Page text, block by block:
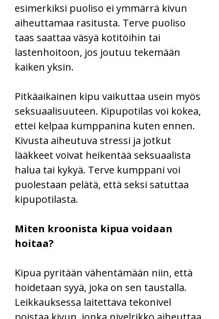
esimerkiksi puoliso ei ymmärrä kivun
aiheuttamaa rasitusta. Terve puoliso
taas saattaa väsyä kotitöihin tai
lastenhoitoon, jos joutuu tekemään
kaiken yksin.
Pitkäaikainen kipu vaikuttaa usein myös
seksuaalisuuteen. Kipupotilas voi kokea,
ettei kelpaa kumppanina kuten ennen.
Kivusta aiheutuva stressi ja jotkut
lääkkeet voivat heikentää seksuaalista
halua tai kykyä. Terve kumppani voi
puolestaan pelätä, että seksi satuttaa
kipupotilasta.
Miten kroonista kipua voidaan
hoitaa?
Kipua pyritään vähentämään niin, että
hoidetaan syyä, joka on sen taustalla.
Leikkauksessa laitettava tekonivel